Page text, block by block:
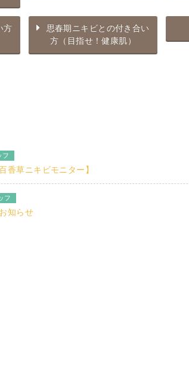
方
思春期ニキビとの付き合い
方（目指せ！健康肌）
フ
香草ニキビモニター】
フ
知らせ